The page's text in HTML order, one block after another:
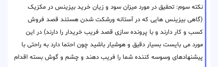
نکته سوم: تحقیق در مورد میزان سود و زیان خرید بیزینس در مکزیک
(گاهی بیزینس هایی که در آستانه ورشکت شدن هستند قصد فروش
کسب و کار دارند و با پرونده سازی قصد فریب خریدار را دارند) در این
مورد می بایست بسیار دقیق و هوشیار باشید چون احتما دارد به راحتی با
پیشنهادهای وسوسه کننده شما را فریب دهند و چشم و گوش بسته اقدام